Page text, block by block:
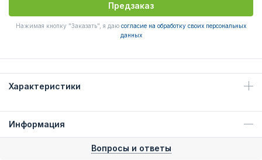
Предзаказ
Нажимая кнопку "Заказать", я даю согласие на обработку своих персональных
данных
Характеристики
Информация
Вопросы и ответы